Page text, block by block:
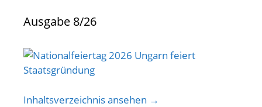
Ausgabe 8/26
Inhaltsverzeichnis ansehen →